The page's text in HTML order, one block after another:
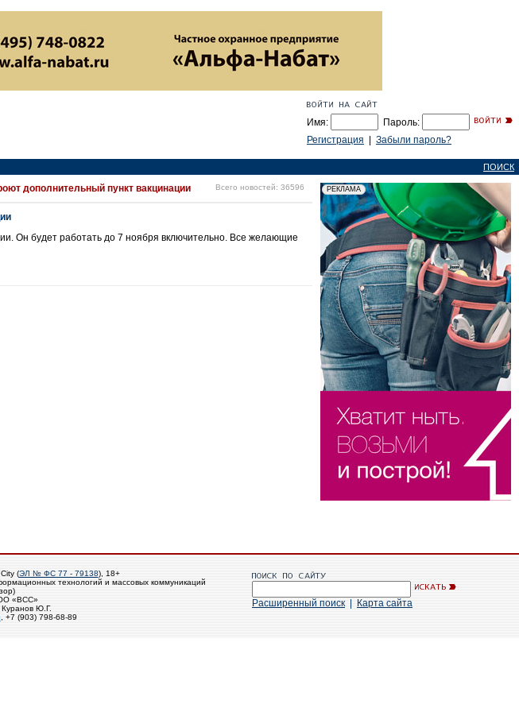
Имя:
Пароль:
Регистрация
Забыли пароль?
ПОИСК
дополнительный пункт вакцинации Всего новостей: 36596
Он будет работать до 7 ноября включительно. Все желающие
(ЭЛ № ФС 77 - 79138), 18+
технологий и массовых коммуникаций
«ВСС»
Ю.Г.
, +7 (903) 798-68-89
Расширенный поиск Карта сайта